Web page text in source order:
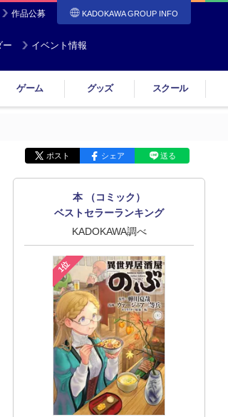
作品公募 KADOKAWA GROUP INFO
ー イベント情報
ゲーム グッズ スクール
ポスト シェア 送る
本 （コミック）
ベストセラーランキング
KADOKAWA調べ
1位